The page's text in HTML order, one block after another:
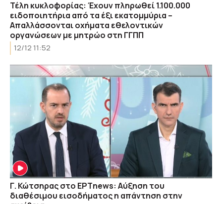
Τέλη κυκλοφορίας: Έχουν πληρωθεί 1.100.000
ειδοποιητήρια από τα έξι εκατομμύρια –
Απαλλάσσονται οχήματα εθελοντικών
οργανώσεων με μητρώο στη ΓΓΠΠ
12/12 11:52
Γ. Κώτσηρας στο ΕΡΤnews: Αύξηση του
διαθέσιμου εισοδήματος η απάντηση στην